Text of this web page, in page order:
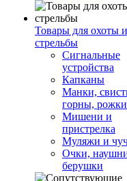
Товары для охоты и
стрельбы
Сигнальные
устройства
Капканы
Манки,
горны, рожки
Мишени и
пристрелка
Муляжи и
Очки,
берушки